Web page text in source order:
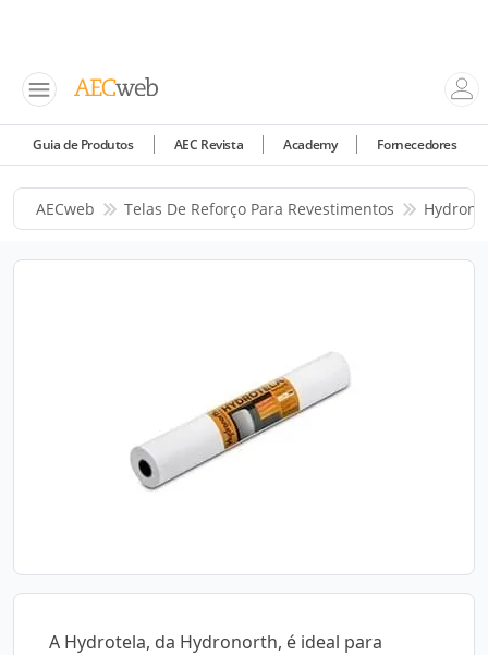
Guia de Produtos AEC Revista Academy Fornecedores
AECweb Telas De Reforço Para Revestimentos
A Hydrotela, da Hydronorth, é ideal para